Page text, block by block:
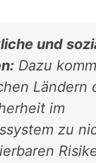
und
Dazu
Ländern
im
zu